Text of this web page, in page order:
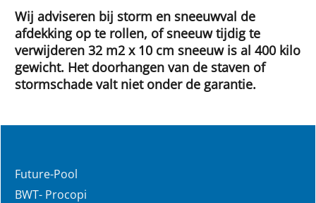
Wij adviseren bij storm en sneeuwval de
afdekking op te rollen, of sneeuw tijdig te
verwijderen 32 m2 x 10 cm sneeuw is al 400 kilo
gewicht. Het doorhangen van de staven of
stormschade valt niet onder de garantie.
Future-Pool
BWT- Procopi